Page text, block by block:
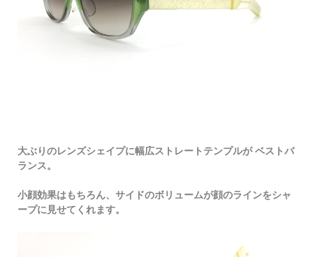
大ぶりのレンズシェイプに幅広ストレートテンプルが ベストバ
ランス。
小顔効果はもちろん、サイドのボリュームが顔のラインをシャ
ープに見せてくれます。